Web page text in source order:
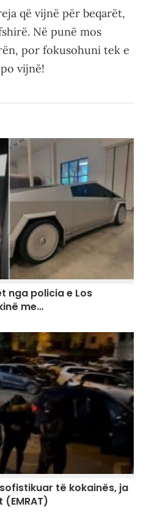
që vijnë për beqarët,
Në punë mos
por fokusohuni tek e
vijnë!
nga policia e Los
me…
të kokainës, ja